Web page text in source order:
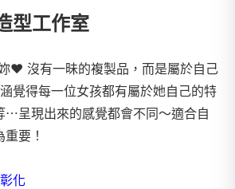
型工作室
❤ 沒有一昧的複製品，而是屬於自己
覺得每一位女孩都有屬於她自己的特
⋯呈現出來的感覺都會不同～適合自
要！
化